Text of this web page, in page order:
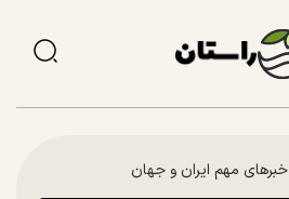
خبرهای مهم ایران و جهان